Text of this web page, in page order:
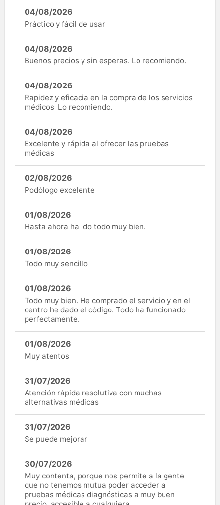
04/08/2026
Práctico y fácil de usar
04/08/2026
Buenos precios y sin esperas. Lo recomiendo.
04/08/2026
Rapidez y eficacia en la compra de los servicios
médicos. Lo recomiendo.
04/08/2026
Excelente y rápida al ofrecer las pruebas
médicas
02/08/2026
Podólogo excelente
01/08/2026
Hasta ahora ha ido todo muy bien.
01/08/2026
Todo muy sencillo
01/08/2026
Todo muy bien. He comprado el servicio y en el
centro he dado el código. Todo ha funcionado
perfectamente.
01/08/2026
Muy atentos
31/07/2026
Atención rápida resolutiva con muchas
alternativas médicas
31/07/2026
Se puede mejorar
30/07/2026
Muy contenta, porque nos permite a la gente
que no tenemos mutua poder acceder a
pruebas médicas diagnósticas a muy buen